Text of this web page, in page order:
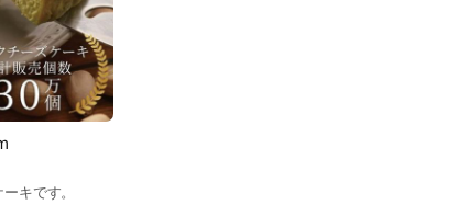
キです。